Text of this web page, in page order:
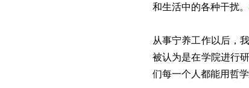
和生活中的各种干扰。
从事宁养工作以后，
被认为是在学院进行
们每一个人都能用哲